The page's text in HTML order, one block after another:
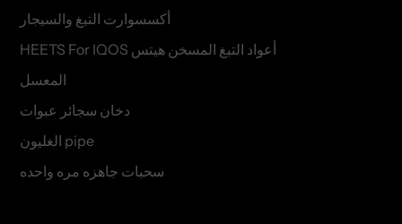
أكسسوارت التبغ والسيجار
HEETS For IQOS أعواد التبغ المسخن هيتس
المعسل
دخان سجائر عبوات
الغليون pipe
سحبات جاهزه مره واحده